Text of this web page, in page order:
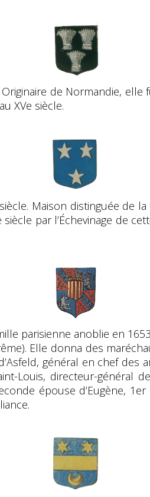
Originaire de Normandie,
XVe siècle.
Maison distinguée de
par l’Échevinage de
parisienne anoblie en
Elle donna des
général en chef des
Louis, directeur-général
épouse d’Eugène,